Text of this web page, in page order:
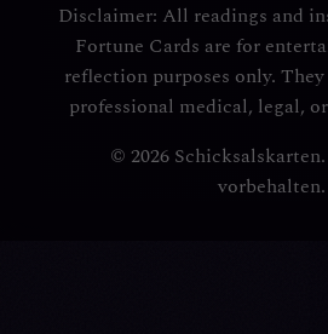
Disclaimer: All readings and
Fortune Cards are for
reflection purposes only.
professional medical, legal,
© 2026
vorbehalten.